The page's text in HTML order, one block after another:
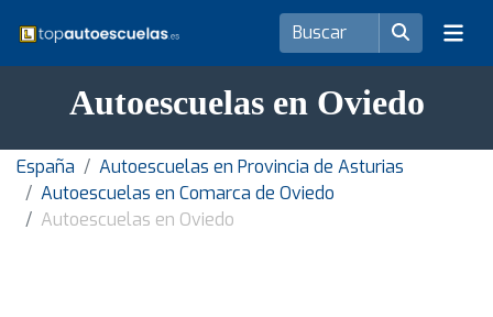
Autoescuelas en Oviedo
España
Autoescuelas en Provincia de Asturias
Autoescuelas en Comarca de Oviedo
Autoescuelas en Oviedo